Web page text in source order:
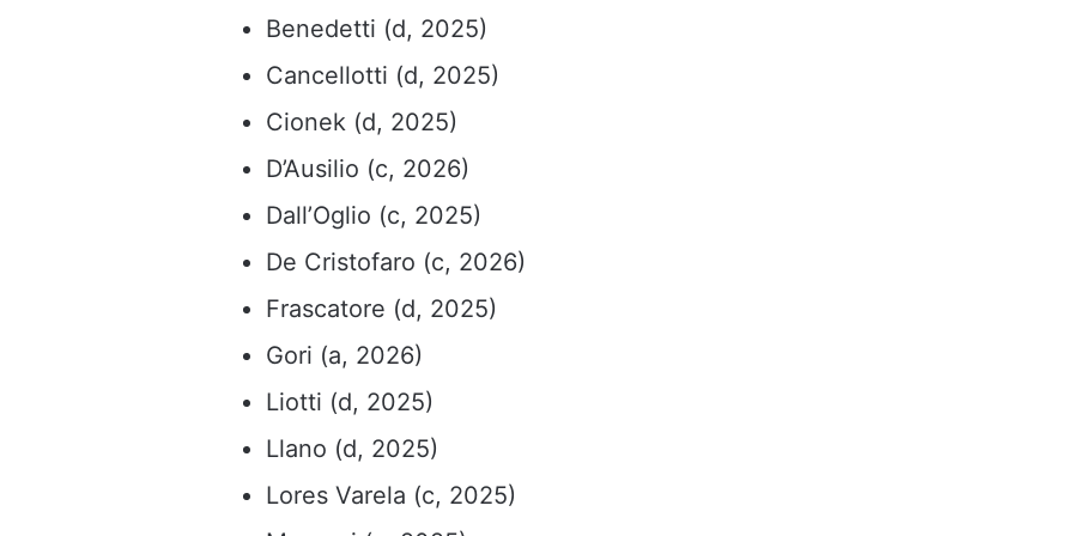
Benedetti (d, 2025)
Cancellotti (d, 2025)
Cionek (d, 2025)
D’Ausilio (c, 2026)
Dall’Oglio (c, 2025)
De Cristofaro (c, 2026)
Frascatore (d, 2025)
Gori (a, 2026)
Liotti (d, 2025)
Llano (d, 2025)
Lores Varela (c, 2025)